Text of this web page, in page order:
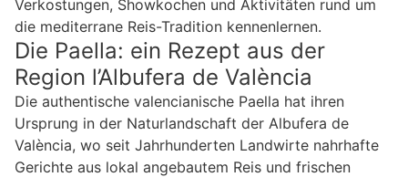
Verkostungen, Showkochen und Aktivitäten rund um
die mediterrane Reis-Tradition kennenlernen.
Die Paella: ein Rezept aus der
Region l’Albufera de València
Die authentische valencianische Paella hat ihren
Ursprung in der Naturlandschaft der Albufera de
València, wo seit Jahrhunderten Landwirte nahrhafte
Gerichte aus lokal angebautem Reis und frischen